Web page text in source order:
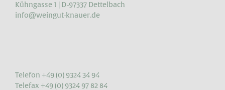
Kühngasse 1 | D-97337 Dettelbach
info@weingut-knauer.de
Telefon +49 (0) 9324 34 94
Telefax +49 (0) 9324 97 82 84